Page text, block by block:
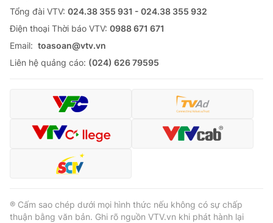
Tổng đài VTV: 024.38 355 931 - 024.38 355 932
Ðiện thoại Thời báo VTV: 0988 671 671
Email: toasoan@vtv.vn
Liên hệ quảng cáo: (024) 626 79595
® Cấm sao chép dưới mọi hình thức nếu không có sự chấp
thuận bằng văn bản. Ghi rõ nguồn VTV.vn khi phát hành lại